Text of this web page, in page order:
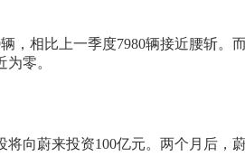
，相比上一季度7980辆接近腰斩。
零。
向蔚来投资100亿元。两个月后，